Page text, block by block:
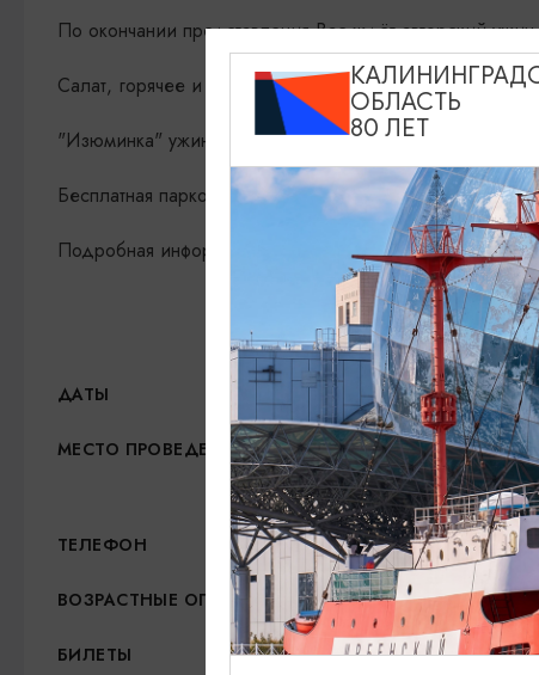
По окончании представления Вас ждёт авторский
Салат, горячее и изумительный десерт.
"Изюминка" ужина - фирменный марципановый кофе -
Бесплатная парковка в Зеленоградске
Подробная информация: +79052435843
ДАТЫ 21.08.2026, 18:00
МЕСТО ПРОВЕДЕНИЯ
Кафе «Соленая
Показать на карте
ТЕЛЕФОН +7 (905) 244-66-55
ВОЗРАСТНЫЕ ОГРАНИЧЕНИЯ6+
БИЛЕТЫ 3000 рублей с
ОБЛАСТЬ
80 ЛЕТ